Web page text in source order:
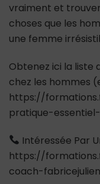
vraiment et
choses que les
une femme
Obtenez ici la liste
chez les hommes
https://
pratique-
Intéressée Par
https://
coach-